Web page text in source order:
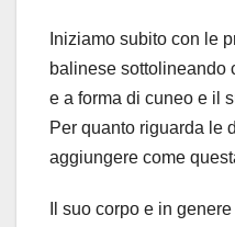
Iniziamo subito con le
balinese sottolineando
e a forma di cuneo e il
Per quanto riguarda le
aggiungere come
Il suo corpo e in